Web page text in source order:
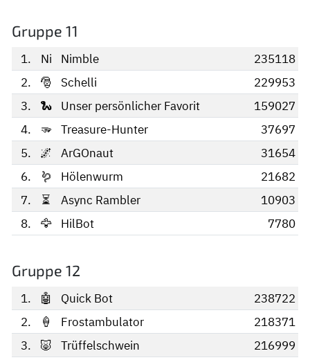
Gruppe 11
1. Ni Nimble
235118
2.
🎅 Schelli
229953
3.
🐍 Unser persönlicher Favorit
159027
4.
🫳 Treasure-Hunter
37697
5.
🌌 ArGOnaut
31654
6.
🪱 Hölenwurm
21682
7.
⏳ Async Rambler
10903
8.
🦅 HilBot 7780
Gruppe 12
1. 🤖 Quick Bot
238722
2.
🍦 Frostambulator
218371
3.
🐷 Trüffelschwein
216999